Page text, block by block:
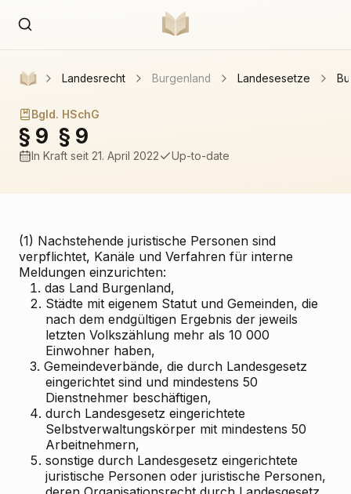
Landesrecht Burgenland Landesesetze
Bgld. HSchG
§ 9 § 9
In Kraft seit 21. April 2022 Up-to-date
(1) Nachstehende juristische Personen sind
verpflichtet, Kanäle und Verfahren für interne
Meldungen einzurichten:
1. das Land Burgenland,
2. Städte mit eigenem Statut und Gemeinden, die
nach dem endgültigen Ergebnis der jeweils
letzten Volkszählung mehr als 10 000
Einwohner haben,
3. Gemeindeverbände, die durch Landesgesetz
eingerichtet sind und mindestens 50
Dienstnehmer beschäftigen,
4. durch Landesgesetz eingerichtete
Selbstverwaltungskörper mit mindestens 50
Arbeitnehmern,
5. sonstige durch Landesgesetz eingerichtete
juristische Personen oder juristische Personen,